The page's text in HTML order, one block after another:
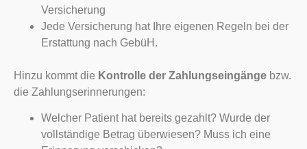
Versicherung
Jede Versicherung hat Ihre eigenen Regeln bei der
Erstattung nach GebüH.
Hinzu kommt die Kontrolle der Zahlungseingänge bzw.
die Zahlungserinnerungen:
Welcher Patient hat bereits gezahlt? Wurde der
vollständige Betrag überwiesen? Muss ich eine